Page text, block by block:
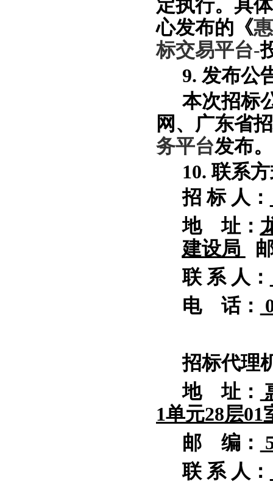
定执行。具
心发布的《
标交易平台-
9. 发布公
本次招标
网、广东省
务平台发布。
10. 联系
招 标 人：
地
址：
建设局
联 系 人：
电
话：
招标代理
地
址：
1单元28层01
邮
编：
联 系 人：